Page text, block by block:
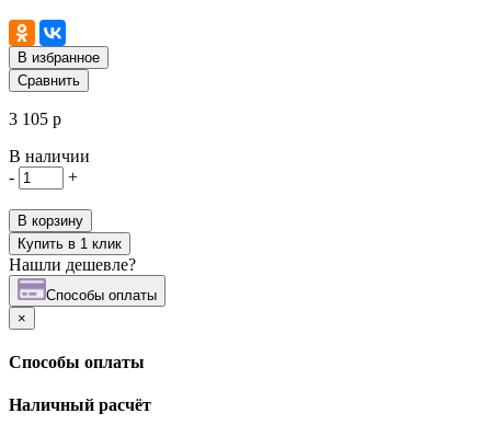
В избранное
Сравнить
3 105 р
В наличии
-
+
В корзину
Купить в 1 клик
Нашли дешевле?
Cпособы оплаты
×
Cпособы оплаты
Наличный расчёт